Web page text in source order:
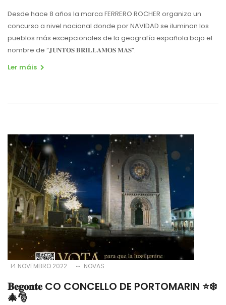
Desde hace 8 años la marca FERRERO ROCHER organiza un
concurso a nivel nacional donde por NAVIDAD se iluminan los
pueblos más excepcionales de la geografía española bajo el
nombre de “𝐉𝐔𝐍𝐓𝐎𝐒 𝐁𝐑𝐈𝐋𝐋𝐀𝐌𝐎𝐒 𝐌𝐀𝐒”.
Ler máis
14 NOVEMBRO 2022 NOVAS
𝐁𝐞𝐠𝐨𝐧𝐭𝐞 CO CONCELLO DE PORTOMARIN ⭐️❄️
🎄🎅